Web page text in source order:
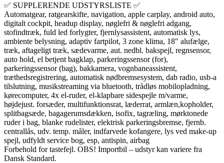
✅ SUPPLERENDE UDSTYRSLISTE ✅
Automatgear, ratgearskifte, navigation, apple carplay, android auto,
digitalt cockpit, headup display, nøglefri & nøglefri adgang,
stofindtræk, fuld led forlygter, fjernlysassistent, automatisk lys,
ambiente belysning, adaptiv fartpilot, 3 zone klima, 18″ alufælge,
træk, aftageligt træk, sædevarme, aut. nedbl. bakspejl, regnsensor,
auto hold, el betjent bagklap, parkeringssensor (for),
parkeringssensor (bag), bakkamera, vognbaneassistent,
træthedsregistrering, automatisk nødbremsesystem, dab radio, usb-a
tilslutning, musikstreaming via bluetooth, trådløs mobilopladning,
kørecomputer, 4x el-ruder, el-klapbare sidespejle m/varme,
højdejust. forsæder, multifunktionsrat, læderrat, armlæn,kopholder,
splitbagsæde, bagagerumsdækken, isofix, tagræling, mørktonede
ruder i bag, blanke rudelister, elektrisk parkeringsbremse, fjernb.
centrallås, udv. temp. måler, indfarvede kofangere, lys ved make-up
spejl, udfyldt service bog, esp, antispin, airbag
Forbehold for tastefejl. OBS! Importbil – udstyr kan variere fra
Dansk Standard.